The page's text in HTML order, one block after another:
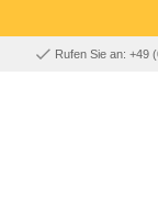
Rufen Sie an: +49